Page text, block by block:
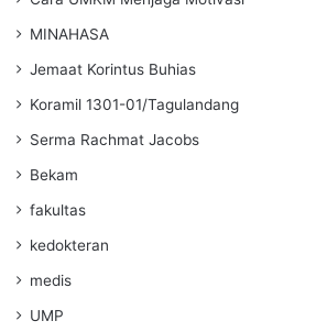
MINAHASA
Jemaat Korintus Buhias
Koramil 1301-01/Tagulandang
Serma Rachmat Jacobs
Bekam
fakultas
kedokteran
medis
UMP